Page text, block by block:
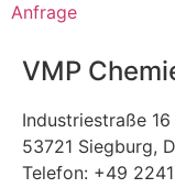
Anfrage
VMP
Industriestraße 16
53721 Siegburg,
Telefon: +49